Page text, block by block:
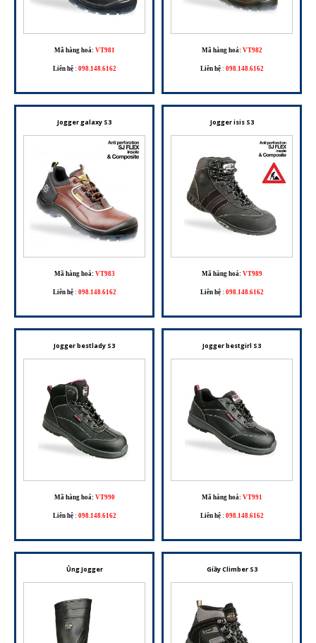
Mã hàng hoá: VT981
Liên hệ : 098.148.6162
Mã hàng hoá: VT982
Liên hệ : 098.148.6162
Jogger galaxy S3
Mã hàng hoá: VT983
Liên hệ : 098.148.6162
Jogger isis S3
Mã hàng hoá: VT989
Liên hệ : 098.148.6162
Jogger bestlady S3
Mã hàng hoá: VT990
Liên hệ : 098.148.6162
Jogger bestgirl S3
Mã hàng hoá: VT991
Liên hệ : 098.148.6162
Ủng Jogger Giầy Climber S3